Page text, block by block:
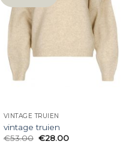
VINTAGE TRUIEN
vintage truien
€53.00 €28.00